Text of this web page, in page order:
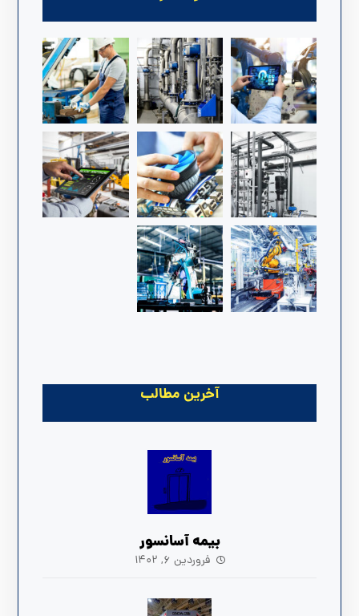
آخرین مطالب
بیمه آسانسور
فروردین ۶, ۱۴۰۲